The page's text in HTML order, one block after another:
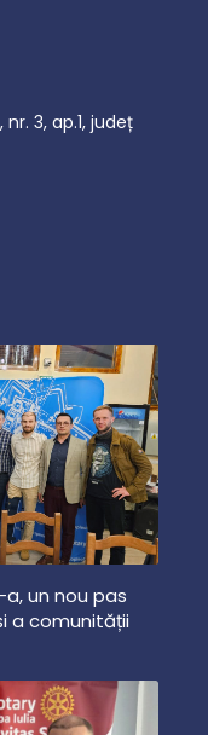
3, ap.1, județ
un nou pas
a comunității